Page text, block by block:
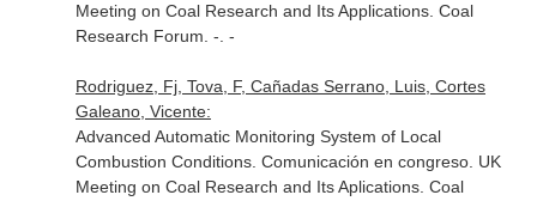
Meeting on Coal Research and Its Applications. Coal
Research Forum. -. -
Rodriguez, Fj, Tova, F, Cañadas Serrano, Luis, Cortes
Galeano, Vicente:
Advanced Automatic Monitoring System of Local
Combustion Conditions. Comunicación en congreso. UK
Meeting on Coal Research and Its Aplications. Coal